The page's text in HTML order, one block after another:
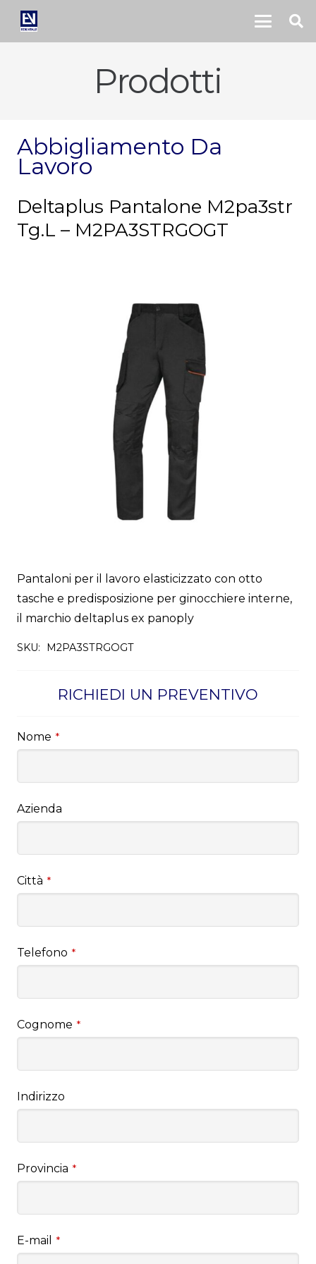
Prodotti
Abbigliamento Da
Lavoro
Deltaplus Pantalone M2pa3str
Tg.L – M2PA3STRGOGT
Pantaloni per il lavoro elasticizzato con otto
tasche e predisposizione per ginocchiere interne,
il marchio deltaplus ex panoply
SKU: M2PA3STRGOGT
RICHIEDI UN PREVENTIVO
Nome *
Azienda
Città *
Telefono *
Cognome *
Indirizzo
Provincia *
E-mail *